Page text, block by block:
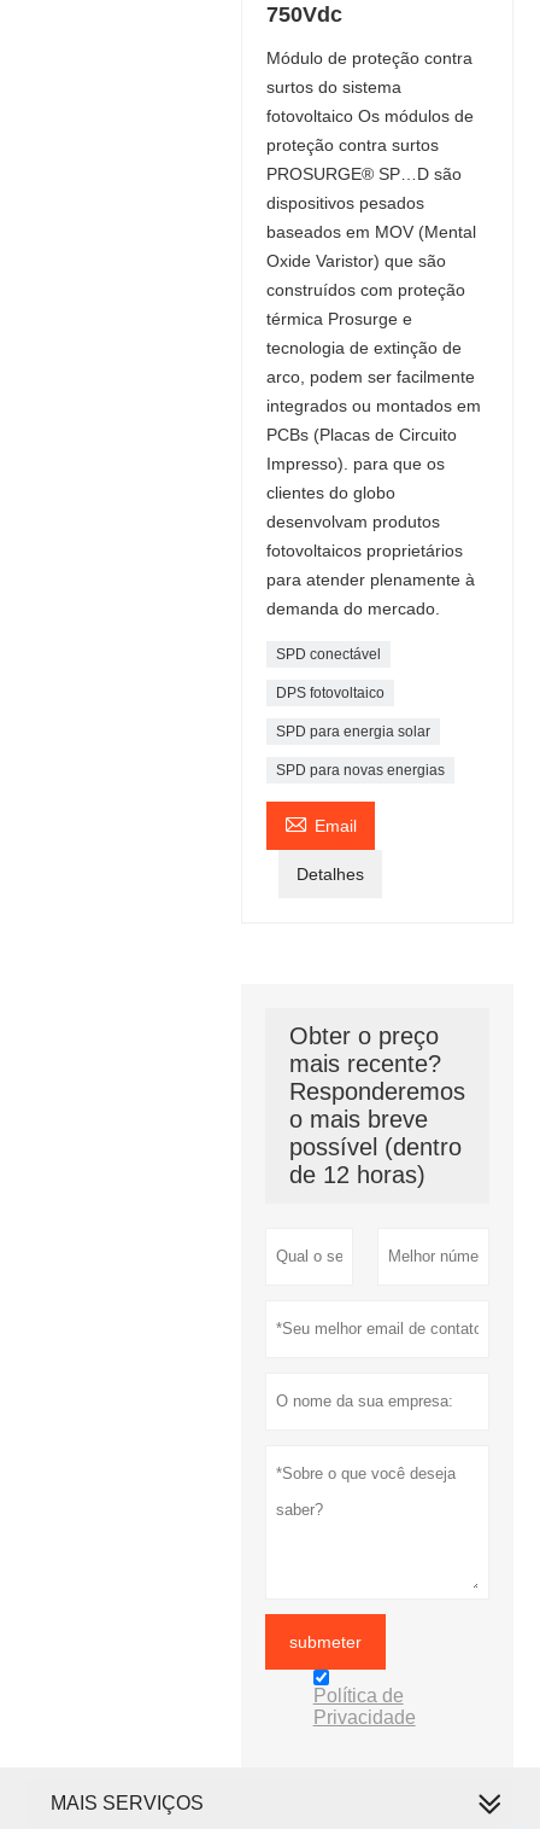
750Vdc
Módulo de proteção contra
surtos do sistema
fotovoltaico Os módulos de
proteção contra surtos
PROSURGE® SP…D são
dispositivos pesados ​​
baseados em MOV (Mental
Oxide Varistor) que são
construídos com proteção
térmica Prosurge e
tecnologia de extinção de
arco, podem ser facilmente
integrados ou montados em
PCBs (Placas de Circuito
Impresso). para que os
clientes do globo
desenvolvam produtos
fotovoltaicos proprietários
para atender plenamente à
demanda do mercado.
SPD conectável
DPS fotovoltaico
SPD para energia solar
SPD para novas energias
 Email
Detalhes
Obter o preço
mais recente?
Responderemos
o mais breve
possível (dentro
de 12 horas)
submeter
Política de
Privacidade
MAIS SERVIÇOS